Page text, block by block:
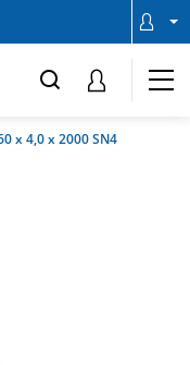
x 4,0 x 2000 SN4